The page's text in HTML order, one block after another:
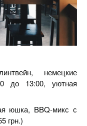
немецкие
до 13:00, уютная
юшка, BBQ-микс с
грн.)